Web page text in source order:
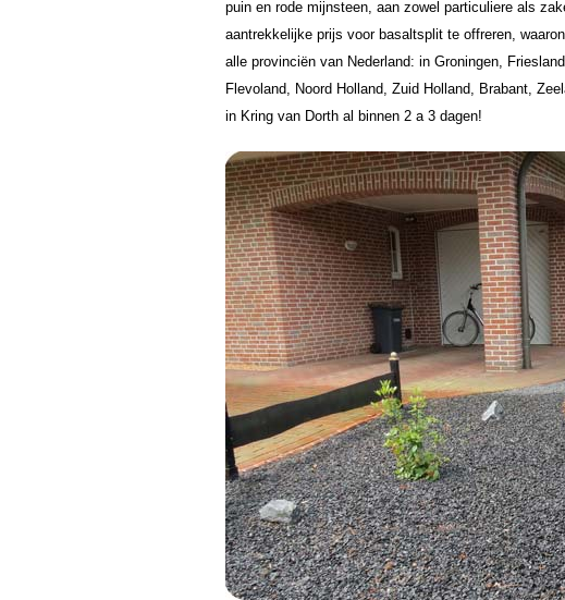
puin en rode mijnsteen, aan zowel particuliere als
aantrekkelijke prijs voor basaltsplit te offreren,
alle provinciën van Nederland: in Groningen,
Flevoland, Noord Holland, Zuid Holland, Brabant,
in Kring van Dorth al binnen 2 a 3 dagen!